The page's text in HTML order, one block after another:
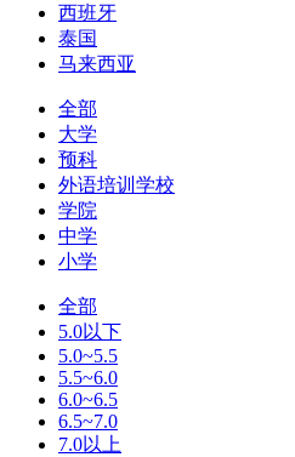
西班牙
泰国
马来西亚
全部
大学
预科
外语培训学校
学院
中学
小学
全部
5.0以下
5.0~5.5
5.5~6.0
6.0~6.5
6.5~7.0
7.0以上